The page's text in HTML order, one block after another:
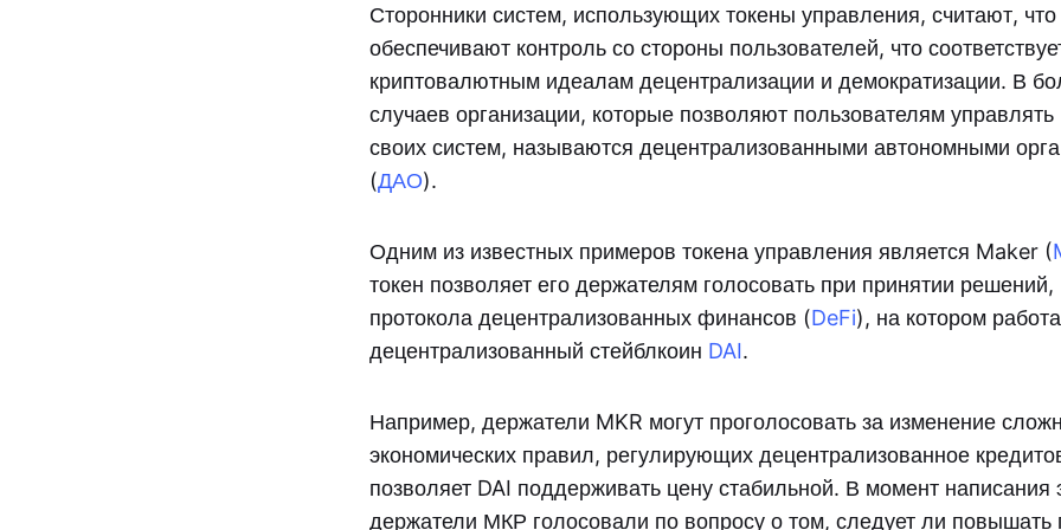
Сторонники систем, использующих токены управления, считают,
обеспечивают контроль со стороны пользователей, что
криптовалютным идеалам децентрализации и демократизации. В
случаев организации, которые позволяют пользователям управлять
своих систем, называются децентрализованными автономными
(ДАО).
Одним из известных примеров токена управления является Maker (
токен позволяет его держателям голосовать при принятии
протокола децентрализованных финансов (DeFi), на котором
децентрализованный стейблкоин DAI.
Например, держатели MKR могут проголосовать за изменение
экономических правил, регулирующих децентрализованное
позволяет DAI поддерживать цену стабильной. В момент написания
держатели МКР голосовали по вопросу о том, следует ли повышать